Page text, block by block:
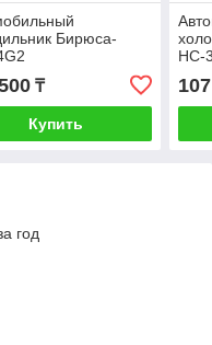
Бирюса-
₸
Купить
НС-
год